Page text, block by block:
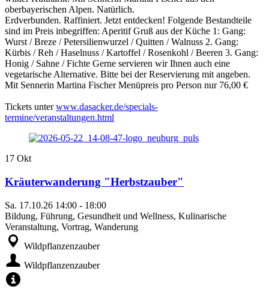
oberbayerischen Alpen. Natürlich.
Erdverbunden. Raffiniert. Jetzt entdecken! Folgende Bestandteile
sind im Preis inbegriffen: Aperitif Gruß aus der Küche 1: Gang:
Wurst / Breze / Petersilienwurzel / Quitten / Walnuss 2. Gang:
Kürbis / Reh / Haselnuss / Kartoffel / Rosenkohl / Beeren 3. Gang:
Honig / Sahne / Fichte Gerne servieren wir Ihnen auch eine
vegetarische Alternative. Bitte bei der Reservierung mit angeben.
Mit Sennerin Martina Fischer Menüpreis pro Person nur 76,00 €
Tickets unterwww.dasacker.de/specials-
termine/veranstaltungen.html
17 Okt
Kräuterwanderung "Herbstzauber"
Sa. 17.10.26 14:00 - 18:00
Bildung, Führung, Gesundheit und Wellness, Kulinarische
Veranstaltung, Vortrag, Wanderung
Wildpflanzenzauber
Wildpflanzenzauber